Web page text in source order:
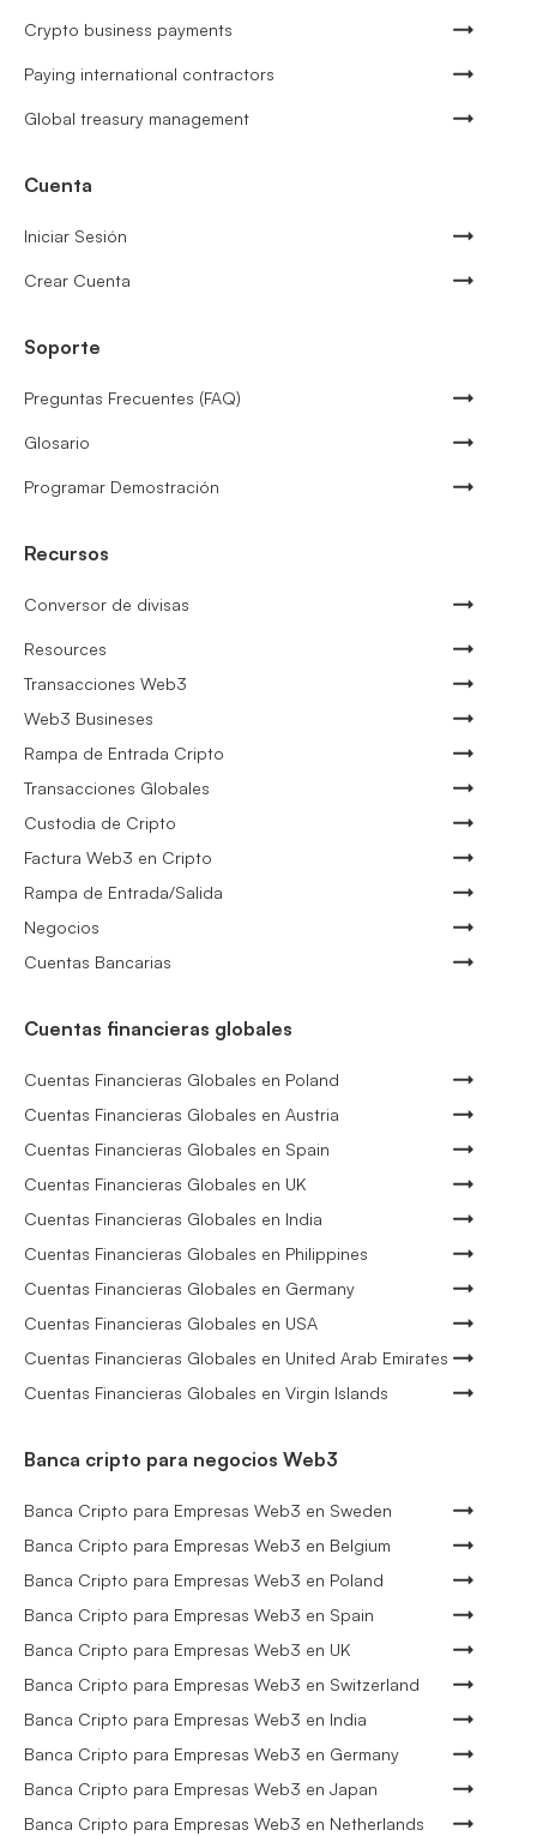
Crypto business payments
Paying international contractors
Global treasury management
Cuenta
Iniciar Sesión
Crear Cuenta
Soporte
Preguntas Frecuentes (FAQ)
Glosario
Programar Demostración
Recursos
Conversor de divisas
Resources
Transacciones Web3
Web3 Busineses
Rampa de Entrada Cripto
Transacciones Globales
Custodia de Cripto
Factura Web3 en Cripto
Rampa de Entrada/Salida
Negocios
Cuentas Bancarias
Cuentas financieras globales
Cuentas Financieras Globales en Poland
Cuentas Financieras Globales en Austria
Cuentas Financieras Globales en Spain
Cuentas Financieras Globales en UK
Cuentas Financieras Globales en India
Cuentas Financieras Globales en Philippines
Cuentas Financieras Globales en Germany
Cuentas Financieras Globales en USA
Cuentas Financieras Globales en United Arab Emirates
Cuentas Financieras Globales en Virgin Islands
Banca cripto para negocios Web3
Banca Cripto para Empresas Web3 en Sweden
Banca Cripto para Empresas Web3 en Belgium
Banca Cripto para Empresas Web3 en Poland
Banca Cripto para Empresas Web3 en Spain
Banca Cripto para Empresas Web3 en UK
Banca Cripto para Empresas Web3 en Switzerland
Banca Cripto para Empresas Web3 en India
Banca Cripto para Empresas Web3 en Germany
Banca Cripto para Empresas Web3 en Japan
Banca Cripto para Empresas Web3 en Netherlands